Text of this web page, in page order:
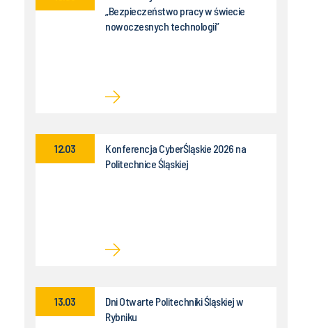
„Bezpieczeństwo pracy w świecie
nowoczesnych technologii”
Konferencja CyberŚląskie 2026 na
Politechnice Śląskiej
12.03
Dni Otwarte Politechniki Śląskiej w
Rybniku
13.03